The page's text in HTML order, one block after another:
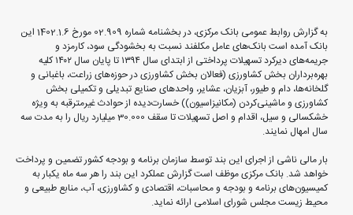
به گزارش روابط عمومی بانک مرکزی، در بخشنامه شماره 02.909 مورخ 1402.1.6 این
بانک آمده است بانک‌های عامل مکلفند نسبت به بخشودگی سود، کارمزد و
جریمه‌های دیرکرد تسهیلات پرداختی از ابتدای سال ۱۳۹۴ تا پایان سال ۱۴۰۲ کلیه
بهره‌برداران بخش کشاورزی (فعالان بخش کشاورزی در حوزه‌های زراعت، باغبانی و
گلخانه‌ها، دام و طیور، آبزیان، عشایر، واحدهای صنایع تبدیلی و تکمیلی بخش
کشاورزی و ماشینی‌کردن (مکانیزاسیون)) خسارت‌دیده از حوادث غیرمترقبه به ویژه
خشکسالی و سیل، اقدام و اصل تسهیلات تا سقف 30.000 میلیارد ریال را به مدت سه
سال امهال نمایند.
بار مالی ناشی از اجرای این بند توسط سازمان برنامه و بودجه کشور تضمین و پرداخت
خواهد شد. بانک مرکزی موظف است گزارش عملکرد این بند را هر سه ماه یکبار به
کمیسیون‌های برنامه و بودجه و محاسبات، اقتصادی و کشاورزی، آب، منابع طبیعی و
محیط زیست مجلس شورای اسلامی ارائه نماید.